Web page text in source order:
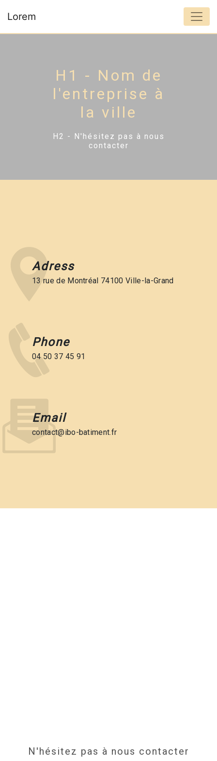
Lorem
H1 - Nom de
l'entreprise à
la ville
H2 - N'hésitez pas à nous
contacter
Adress
13 rue de Montréal 74100 Ville-la-Grand
Phone
04 50 37 45 91
Email
contact@ibo-batiment.fr
N'hésitez pas à nous contacter